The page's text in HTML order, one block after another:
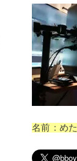
名前：め